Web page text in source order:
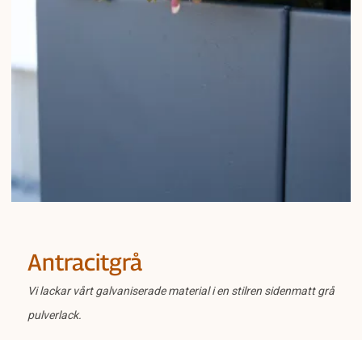
Antracitgrå
Vi lackar vårt galvaniserade material i en stilren sidenmatt grå
pulverlack.